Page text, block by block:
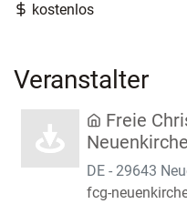
kostenlos
Veranstalter
Freie
DE - 29643
fcg-